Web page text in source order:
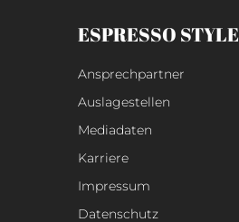
ESPRESSO STYLE
Ansprechpartner
Auslagestellen
Mediadaten
Karriere
Impressum
Datenschutz